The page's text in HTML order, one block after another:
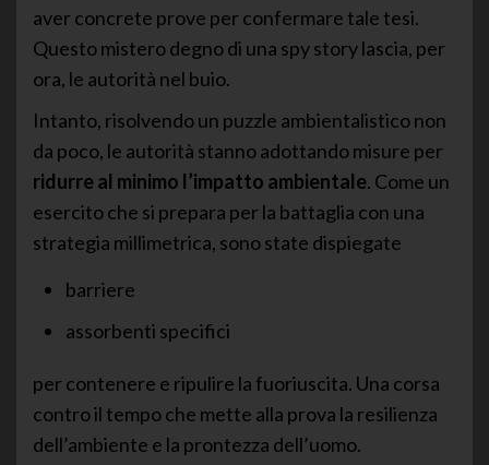
aver concrete prove per confermare tale tesi.
Questo mistero degno di una spy story lascia, per
ora, le autorità nel buio.
Intanto, risolvendo un puzzle ambientalistico non
da poco, le autorità stanno adottando misure per
ridurre al minimo l’impatto ambientale. Come un
esercito che si prepara per la battaglia con una
strategia millimetrica, sono state dispiegate
barriere
assorbenti specifici
per contenere e ripulire la fuoriuscita. Una corsa
contro il tempo che mette alla prova la resilienza
dell’ambiente e la prontezza dell’uomo.